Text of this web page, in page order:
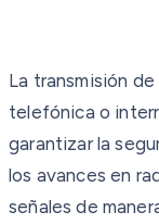
La transmisión
telefónica o
garantizar la
los avances en
señales de